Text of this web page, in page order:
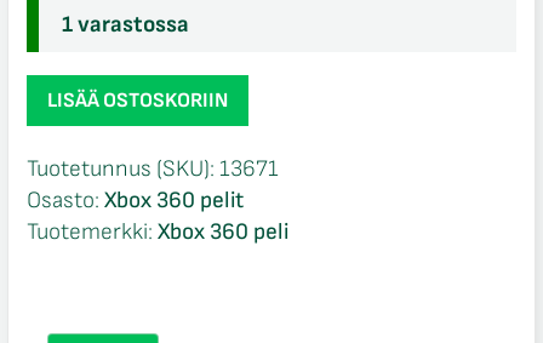
1 varastossa
Resident
Evil
Raccoon
City
Xbox
LISÄÄ OSTOSKORIIN
Tuotetunnus (SKU): 13671
Osasto: Xbox 360 pelit
Tuotemerkki: Xbox 360 peli